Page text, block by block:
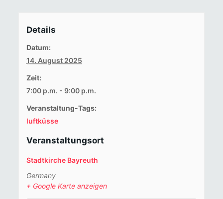
Details
Datum:
14. August 2025
Zeit:
7:00 p.m. - 9:00 p.m.
Veranstaltung-Tags:
luftküsse
Veranstaltungsort
Stadtkirche Bayreuth
Germany
+ Google Karte anzeigen